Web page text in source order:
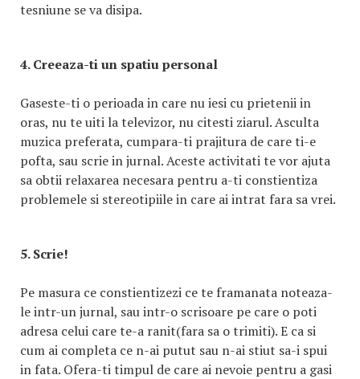
tesniune se va disipa.
4. Creeaza-ti un spatiu personal
Gaseste-ti o perioada in care nu iesi cu prietenii in
oras, nu te uiti la televizor, nu citesti ziarul. Asculta
muzica preferata, cumpara-ti prajitura de care ti-e
pofta, sau scrie in jurnal. Aceste activitati te vor ajuta
sa obtii relaxarea necesara pentru a-ti constientiza
problemele si stereotipiile in care ai intrat fara sa vrei.
5. Scrie!
Pe masura ce constientizezi ce te framanata noteaza-
le intr-un jurnal, sau intr-o scrisoare pe care o poti
adresa celui care te-a ranit(fara sa o trimiti). E ca si
cum ai completa ce n-ai putut sau n-ai stiut sa-i spui
in fata. Ofera-ti timpul de care ai nevoie pentru a gasi